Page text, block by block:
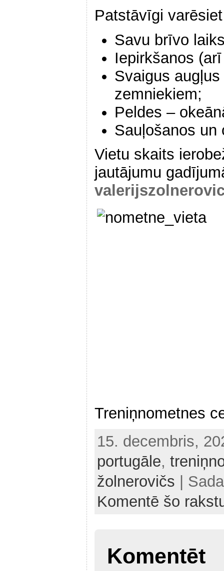
Patstāvīgi
Savu brīvo
Iepirkšanos
Svaigus
zemniekiem;
Peldes –
Sauļošanos un
Vietu skaits
jautājumu
Treniņnometnes
15. decembris,
portugāle,
žolnerovičs |
Komentē šo
Komentēt